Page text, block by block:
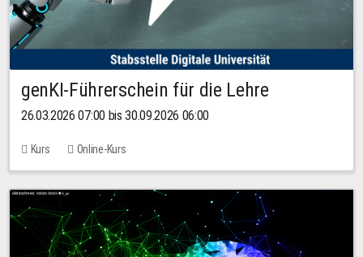
genKI-Führerschein für die Lehre
26.03.2026 07:00 bis 30.09.2026 06:00
Kurs Online-Kurs